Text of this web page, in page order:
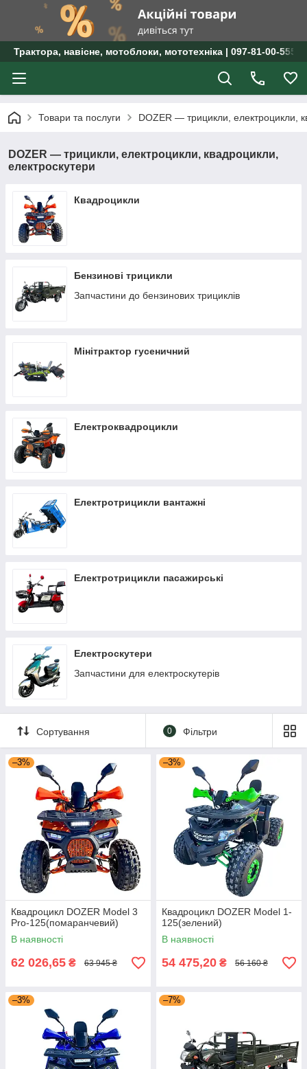
Трактора, навісне, мотоблоки, мототехніка | 097-81-00-555
Товари та послуги DOZER — трицикли, електроцикли,
DOZER — трицикли, електроцикли, квадроцикли,
електроскутери
Квадроцикли
Бензинові трицикли
Запчастини до бензинових трициклів
Мінітрактор гусеничний
Електроквадроцикли
Електротрицикли вантажні
Електротрицикли пасажирські
Електроскутери
Запчастини для електроскутерів
Сортування 0 Фільтри
–3%
Квадроцикл DOZER Model 3
Pro-125(помаранчевий)
В наявності
62 026,65 ₴ 63 945 ₴
–3%
Квадроцикл DOZER Model 1-
125(зелений)
В наявності
54 475,20 ₴ 56 160 ₴
–3% –7%